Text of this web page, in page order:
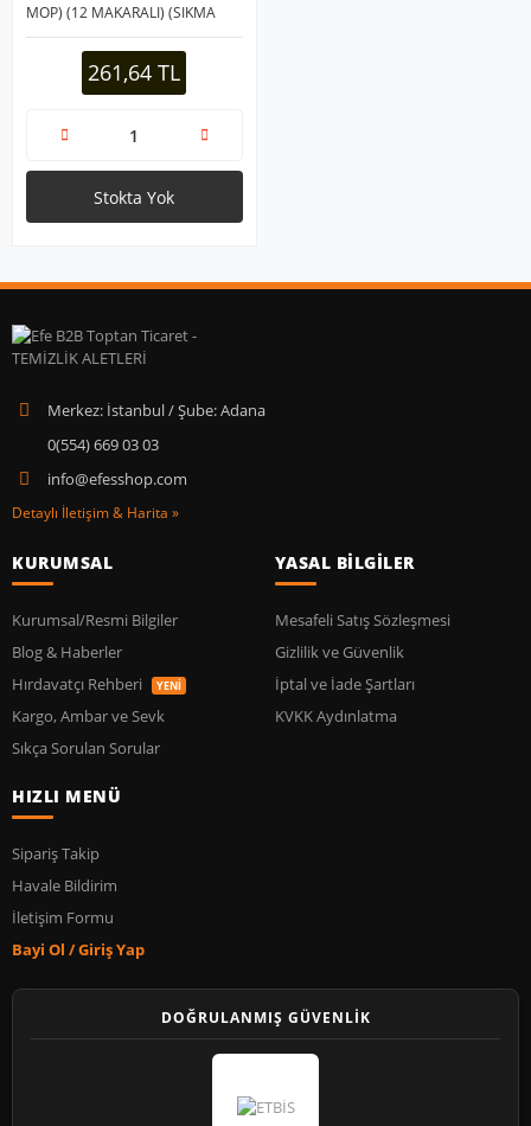
MOP) (12 MAKARALI) (SIKMA
KOLLU & SÜNGER MOP) (KROM
UZAYAN SAP=75-
95CM+BAŞLIK=105CM)*40
261,64 TL
Stokta Yok
Merkez: İstanbul / Şube: Adana
0(554) 669 03 03
info@efesshop.com
Detaylı İletişim & Harita »
KURUMSAL
Kurumsal/Resmi Bilgiler
Blog & Haberler
Hırdavatçı Rehberi
YENİ
Kargo, Ambar ve Sevk
Sıkça Sorulan Sorular
YASAL BİLGİLER
Mesafeli Satış Sözleşmesi
Gizlilik ve Güvenlik
İptal ve İade Şartları
KVKK Aydınlatma
HIZLI MENÜ
Sipariş Takip
Havale Bildirim
İletişim Formu
Bayi Ol / Giriş Yap
DOĞRULANMIŞ GÜVENLİK